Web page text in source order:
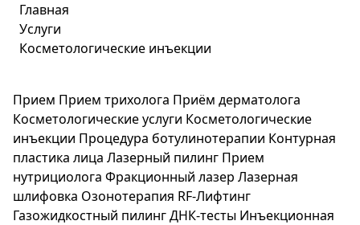
Главная
Услуги
Косметологические инъекции
Прием Прием трихолога Приём дерматолога
Косметологические услуги Косметологические
инъекции Процедура ботулинотерапии Контурная
пластика лица Лазерный пилинг Прием
нутрициолога Фракционный лазер Лазерная
шлифовка Озонотерапия RF-Лифтинг
Газожидкостный пилингДНК-тесты Инъекционная